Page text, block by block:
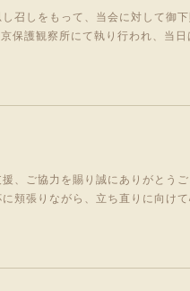
召しをもって、当会に対して御
護観察所にて執り行われ、当日
ご協力を賜り誠にありがとう
頬張りながら、立ち直りに向け